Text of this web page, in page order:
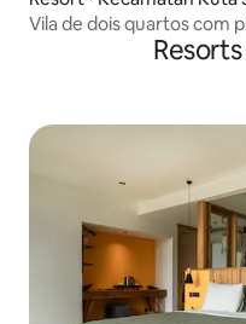
Vila de dois quartos com